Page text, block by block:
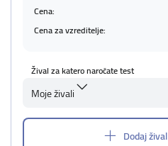
Cena:
Cena za vzreditelje:
Žival za katero naročate test
Moje živali
Dodaj žival